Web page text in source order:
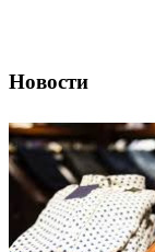
Новости